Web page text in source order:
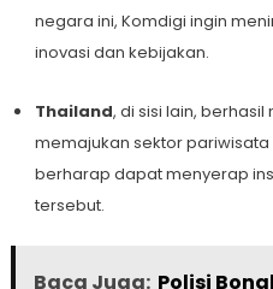
negara ini, Komdigi ingin
inovasi dan kebijakan.
Thailand, di sisi lain,
memajukan sektor
berharap dapat menyerap
tersebut.
Baca Juga: Polisi